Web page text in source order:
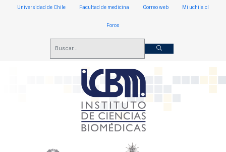
Universidad de Chile Facultad de medicina Correo web Mi uchile.cl
Foros